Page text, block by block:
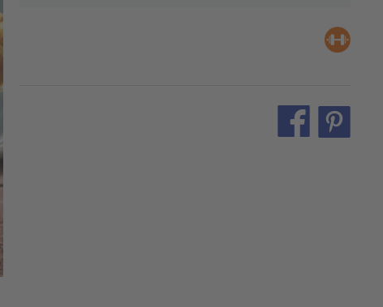
teilen